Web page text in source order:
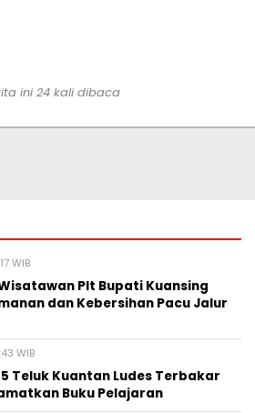
ini 24 kali dibaca
WIB
Plt Bupati Kuansing
dan Kebersihan Pacu Jalur
WIB
Teluk Kuantan Ludes Terbakar
Buku Pelajaran